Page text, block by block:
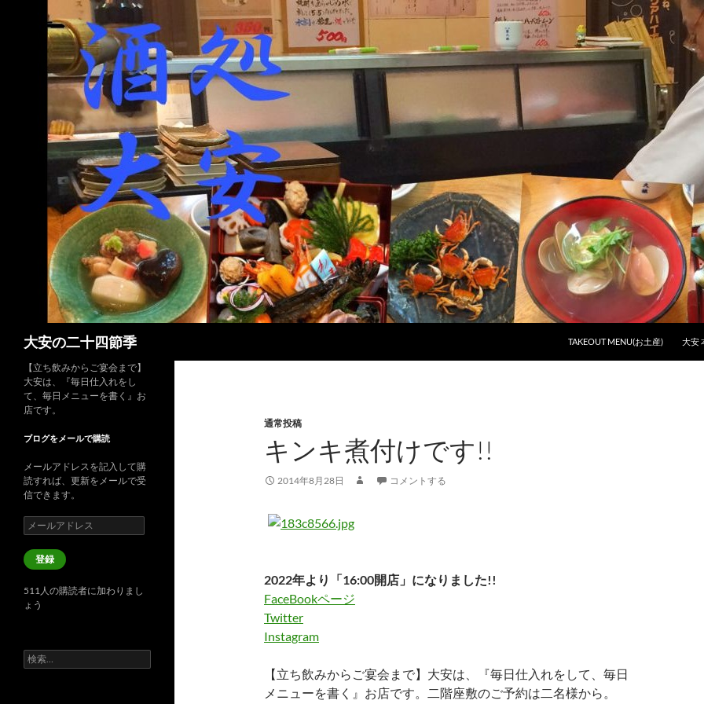
大安の二十四節季
TAKEOUT MENU(お土産)
大安
通常投稿
キンキ煮付けです!!
2014年8月28日 コメントする
2022年より「16:00開店」になりました!!
FaceBookページ
Twitter
Instagram
【立ち飲みからご宴会まで】大安は、『毎日仕入れをして、毎日
メニューを書く』お店です。二階座敷のご予約は二名様から。
【立ち飲みからご宴会まで】
大安は、『毎日仕入れをし
て、毎日メニューを書く』お
店です。
ブログをメールで購読
メールアドレスを記入して購
読すれば、更新をメールで受
信できます。
メ
ー
ル
ア
レ
ス
登録
511人の購読者に加わりまし
ょう
検
索: